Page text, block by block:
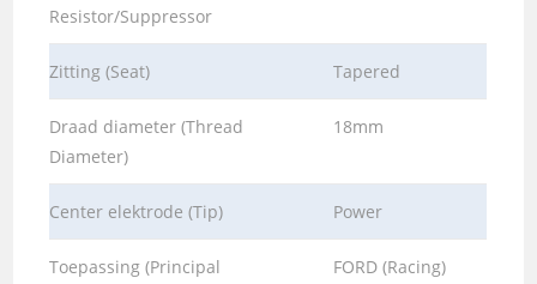
Resistor/Suppressor
Zitting (Seat) Tapered
Draad diameter (Thread
Diameter)
18mm
Center elektrode (Tip) Power
Toepassing (Principal
FORD (Racing)